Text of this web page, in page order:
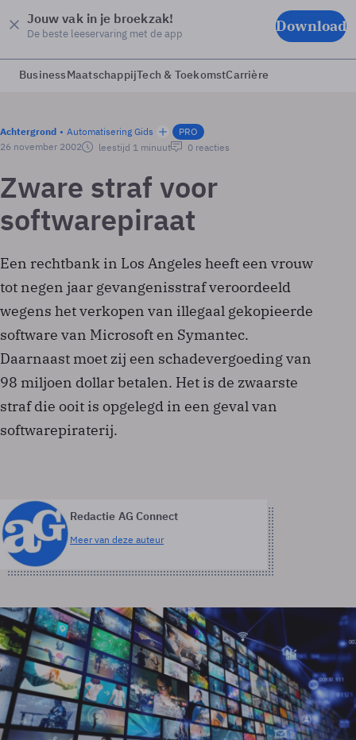
Jouw vak in je broekzak!
De beste leeservaring met de app Download
BusinessMaatschappijTech & ToekomstCarrière
Achtergrond Automatisering Gids
PRO
26 november 2002
leestijd 1 minuut 0 reacties
Zware straf voor
softwarepiraat
Een rechtbank in Los Angeles heeft een vrouw
tot negen jaar gevangenisstraf veroordeeld
wegens het verkopen van illegaal gekopieerde
software van Microsoft en Symantec.
Daarnaast moet zij een schadevergoeding van
98 miljoen dollar betalen. Het is de zwaarste
straf die ooit is opgelegd in een geval van
softwarepiraterij.
Redactie AG Connect
Meer van deze auteur